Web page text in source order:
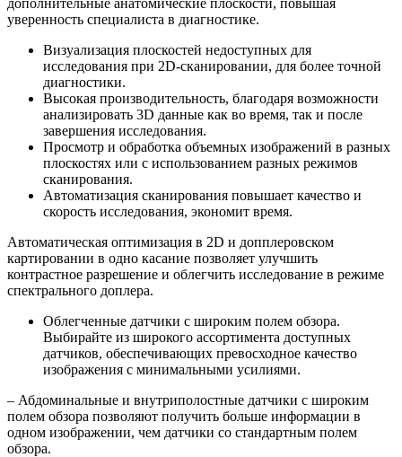
уверенность специалиста в диагностике.
Визуализация плоскостей недоступных для
исследования при 2D-сканировании, для более точной
диагностики.
Высокая производительность, благодаря возможности
анализировать 3D данные как во время, так и после
завершения исследования.
Просмотр и обработка объемных изображений в разных
плоскостях или с использованием разных режимов
сканирования.
Автоматизация сканирования повышает качество и
скорость исследования, экономит время.
Автоматическая оптимизация в 2D и допплеровском
картировании в одно касание позволяет улучшить
контрастное разрешение и облегчить исследование в режиме
спектрального доплера.
Облегченные датчики с широким полем обзора.
Выбирайте из широкого ассортимента доступных
датчиков, обеспечивающих превосходное качество
изображения с минимальными усилиями.
– Абдоминальные и внутриполостные датчики с широким
полем обзора позволяют получить больше информации в
одном изображении, чем датчики со стандартным полем
обзора.